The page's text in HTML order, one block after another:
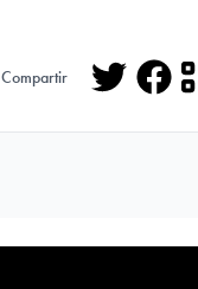
Compartir